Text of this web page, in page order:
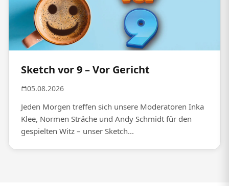
Sketch vor 9 – Vor Gericht
05.08.2026
Jeden Morgen treffen sich unsere Moderatoren Inka
Klee, Normen Sträche und Andy Schmidt für den
gespielten Witz – unser Sketch...